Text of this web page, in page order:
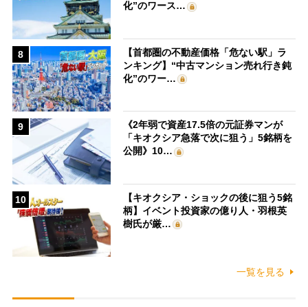
化”のワース…
8
【首都圏の不動産価格「危ない駅」ラ
ンキング】“中古マンション売れ行き鈍
化”のワー…
9
《2年弱で資産17.5倍の元証券マンが
「キオクシア急落で次に狙う」5銘柄を
公開》10…
10
【キオクシア・ショックの後に狙う5銘
柄】イベント投資家の億り人・羽根英
樹氏が厳…
一覧を見る